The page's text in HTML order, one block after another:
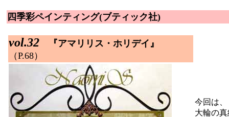
四季彩ペインティング(ブティック社)
vol.32
『アマリリス・ホリデイ』
（P.68）
今回は
大輪の